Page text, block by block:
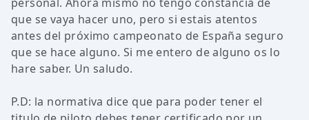
que se vaya hacer uno, pero si estais atentos
antes del próximo campeonato de España seguro
que se hace alguno. Si me entero de alguno os lo
hare saber. Un saludo.
P.D: la normativa dice que para poder tener el